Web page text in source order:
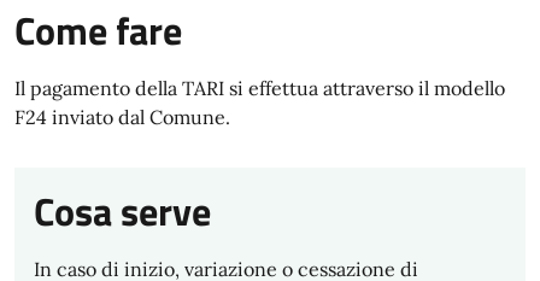
Come fare
Il pagamento della TARI si effettua attraverso il modello
F24 inviato dal Comune.
Cosa serve
In caso di inizio, variazione o cessazione di